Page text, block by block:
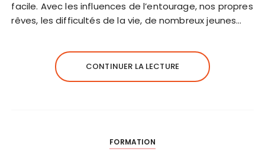
facile. Avec les influences de l’entourage, nos propres
rêves, les difficultés de la vie, de nombreux jeunes…
CONTINUER LA LECTURE
FORMATION